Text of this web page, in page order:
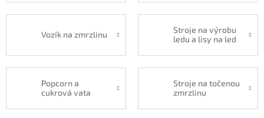
Vozík na zmrzlinu
Stroje na výrobu
ledu a lisy na led
Popcorn a
cukrová vata
Stroje na točenou
zmrzlinu